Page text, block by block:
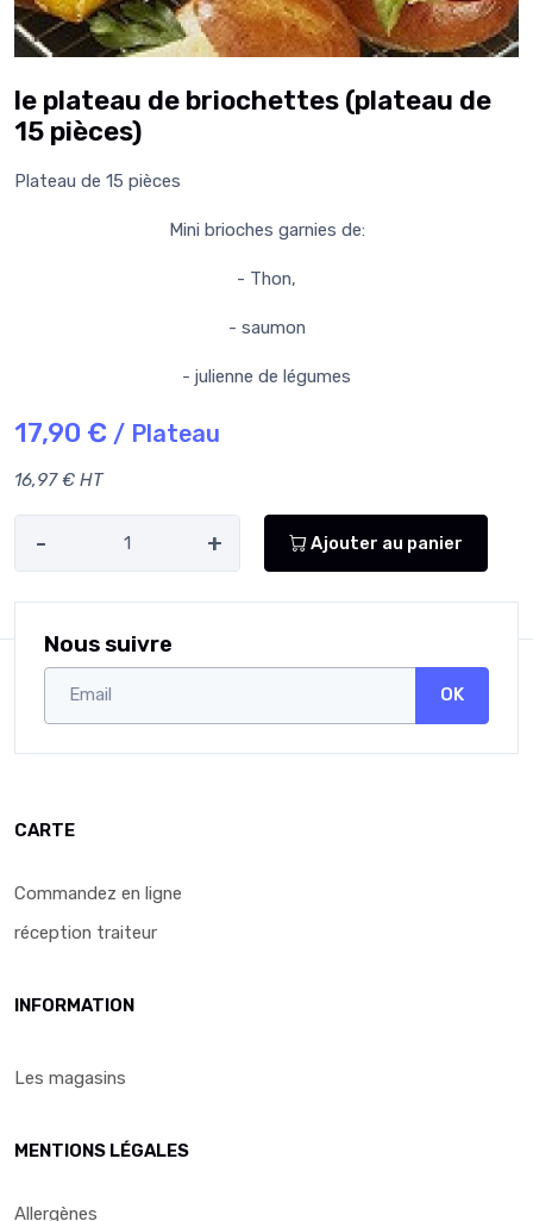
le plateau de briochettes (plateau de
15 pièces)
Plateau de 15 pièces
Mini brioches garnies de:
- Thon,
- saumon
- julienne de légumes
17,90 € / Plateau
16,97 € HT
- + Ajouter au panier
Nous suivre
OK
CARTE
Commandez en ligne
réception traiteur
INFORMATION
Les magasins
MENTIONS LÉGALES
Allergènes